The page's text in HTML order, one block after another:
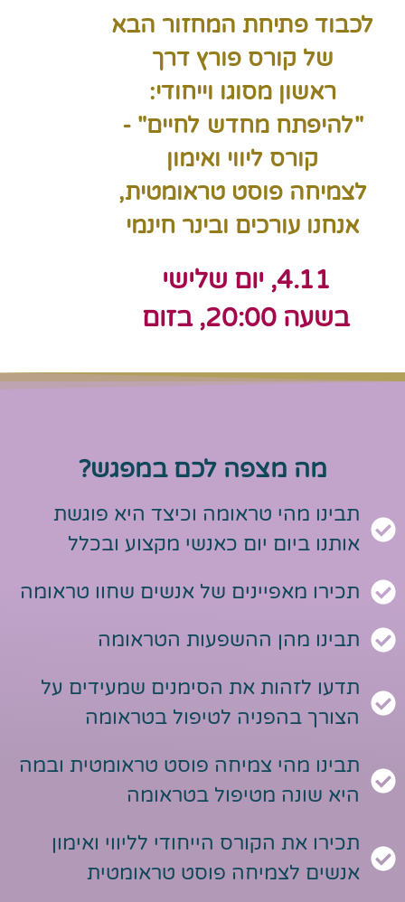
לכבוד פתיחת המחזור הבא
של קורס פורץ דרך
ראשון מסוגו וייחודי:
"להיפתח מחדש לחיים" -
קורס ליווי ואימון
לצמיחה פוסט טראומטית,
אנחנו עורכים ובינר חינמי
4.11, יום שלישי
בשעה 20:00, בזום
מה מצפה לכם במפגש?
תבינו מהי טראומה וכיצד היא פוגשת
אותנו ביום יום כאנשי מקצוע ובכלל
תכירו מאפיינים של אנשים שחוו טראומה
תבינו מהן ההשפעות הטראומה
תדעו לזהות את הסימנים שמעידים על
הצורך בהפניה לטיפול בטראומה
תבינו מהי צמיחה פוסט טראומטית ובמה
היא שונה מטיפול בטראומה
תכירו את הקורס הייחודי לליווי ואימון
אנשים לצמיחה פוסט טראומטית